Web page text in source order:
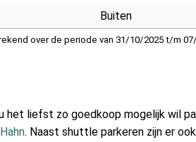
Buiten
over de periode van 31/10/2025 t/m
het liefst zo goedkoop mogelijk wil
. Naast shuttle parkeren zijn er